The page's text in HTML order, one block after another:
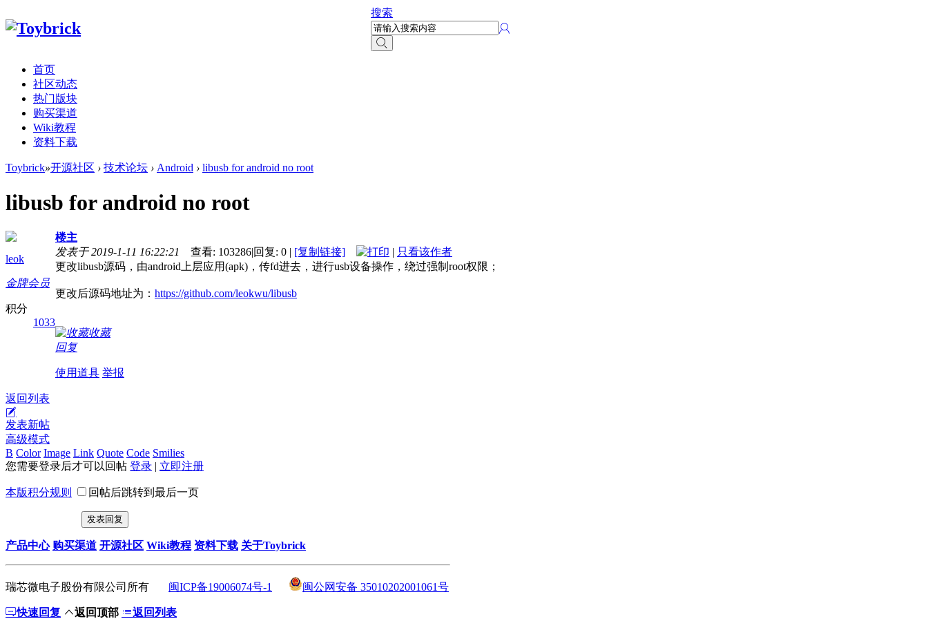
搜索
首页
社区动态
热门版块
购买渠道
Wiki教程
资料下载
Toybrick»开源社区 › 技术论坛 › Android › libusb for android no root
libusb for android no root
leok
金牌会员
积分
1033
楼主
发表于 2019-1-11 16:22:21
查看: 103286|回复: 0 | [复制链接] | 只看该作者
更改libusb源码，由android上层应用(apk)，传fd进去，进行usb设备操作，绕过强制root权限；
更改后源码地址为： https://github.com/leokwu/libusb
收藏
回复
使用道具 举报
返回列表
发表新帖
高级模式
B Color Image Link Quote Code Smilies
您需要登录后才可以回帖 登录 | 立即注册
本版积分规则 回帖后跳转到最后一页
发表回复
产品中心 购买渠道 开源社区 Wiki教程 资料下载 关于Toybrick
瑞芯微电子股份有限公司所有 闽ICP备19006074号-1 闽公网安备 35010202001061号
快速回复 返回顶部 返回列表